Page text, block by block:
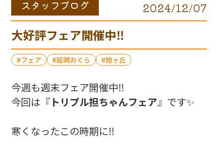
スタッフブログ 2024/12/07
大好評フェア開催中‼️
フェア 延岡おぐら 旭ヶ丘
今週も週末フェア開催中‼️
今回は『 トリプル担ちゃんフェア』です✨️
寒くなったこの時期に‼️